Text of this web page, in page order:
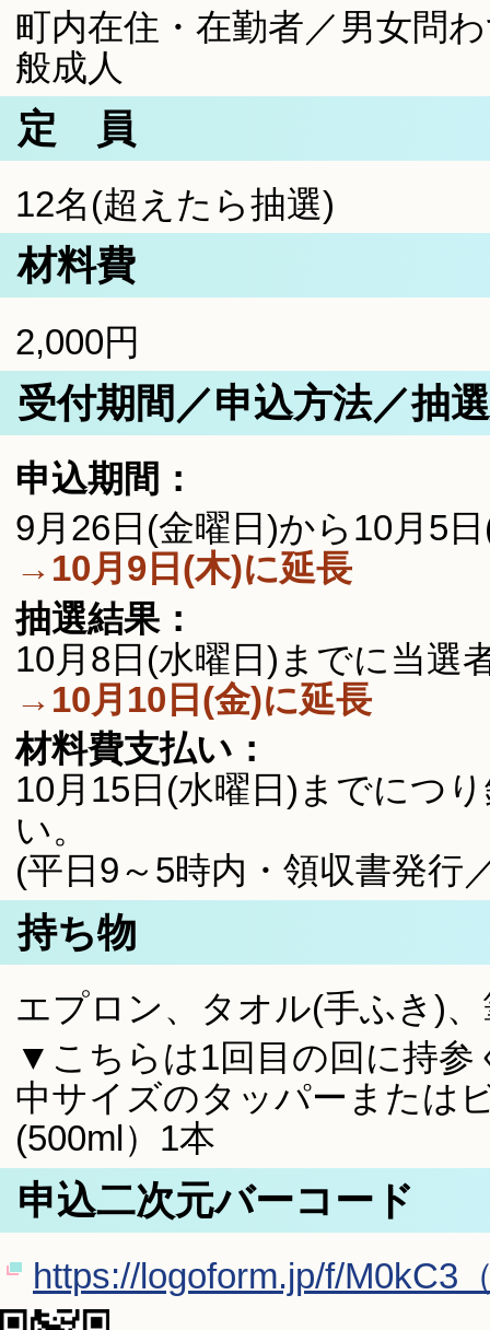
町内在住・在勤者／男女問
般成人
定 員
12名(超えたら抽選)
材料費
2,000円
受付期間／申込方法／抽
申込期間：
9月26日(金曜日)から10月5
→10月9日(木)に延長
抽選結果：
10月8日(水曜日)までに当選
→10月10日(金)に延長
材料費支払い：
10月15日(水曜日)までにつ
い。
(平日9～5時内・領収書発行
持ち物
エプロン、タオル(手ふき)
▼こちらは1回目の回に持参
中サイズのタッパーまたは
(500ml）1本
申込二次元バーコード
https://logoform.jp/f/M0kC3